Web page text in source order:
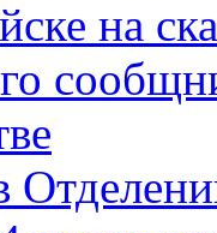
на